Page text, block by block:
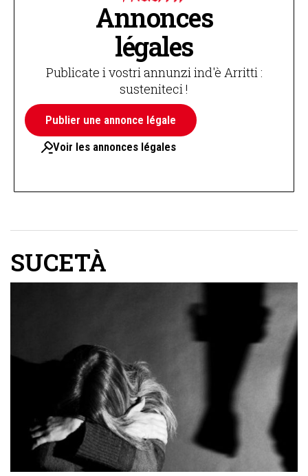
Annonces
légales
Publicate i vostri annunzi ind'è Arritti :
susteniteci !
Publier une annonce légale
Voir les annonces légales
SUCETÀ